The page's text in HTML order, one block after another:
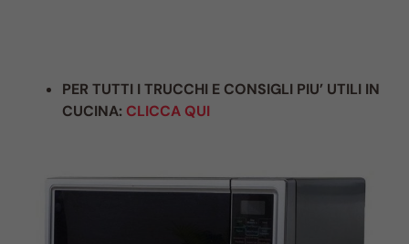
PER TUTTI I TRUCCHI E CONSIGLI PIU’ UTILI IN
CUCINA: CLICCA QUI